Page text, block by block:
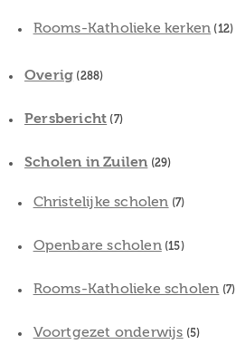
Rooms-Katholieke kerken (12)
Overig (288)
Persbericht (7)
Scholen in Zuilen (29)
Christelijke scholen (7)
Openbare scholen(15)
Rooms-Katholieke scholen (7)
Voortgezet onderwijs (5)